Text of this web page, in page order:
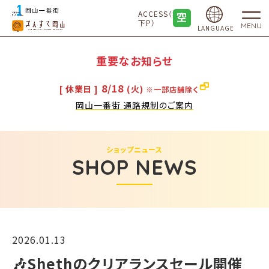
ACCESS（地
下P）
LANGUAGE MENU
重要なお知らせ
[ 休業日 ] 8/18 (火) ※一部店舗除く
岡山一番街 通路規制のご案内
SHOP NEWS
ショップニュース
2026.01.13
🎶Shethのクリアランスセール開催